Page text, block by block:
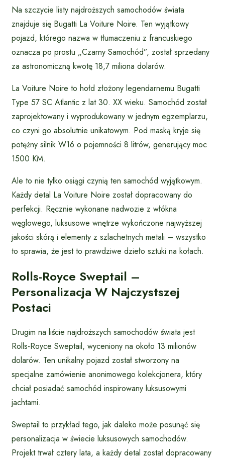
Na szczycie listy najdroższych samochodów świata
znajduje się Bugatti La Voiture Noire. Ten wyjątkowy
pojazd, którego nazwa w tłumaczeniu z francuskiego
oznacza po prostu „Czarny Samochód”, został sprzedany
za astronomiczną kwotę 18,7 miliona dolarów.
La Voiture Noire to hołd złożony legendarnemu Bugatti
Type 57 SC Atlantic z lat 30. XX wieku. Samochód został
zaprojektowany i wyprodukowany w jednym egzemplarzu,
co czyni go absolutnie unikatowym. Pod maską kryje się
potężny silnik W16 o pojemności 8 litrów, generujący moc
1500 KM.
Ale to nie tylko osiągi czynią ten samochód wyjątkowym.
Każdy detal La Voiture Noire został dopracowany do
perfekcji. Ręcznie wykonane nadwozie z włókna
węglowego, luksusowe wnętrze wykończone najwyższej
jakości skórą i elementy z szlachetnych metali – wszystko
to sprawia, że jest to prawdziwe dzieło sztuki na kołach.
Rolls-Royce Sweptail –
Personalizacja W Najczystszej
Postaci
Drugim na liście najdroższych samochodów świata jest
Rolls-Royce Sweptail, wyceniony na około 13 milionów
dolarów. Ten unikalny pojazd został stworzony na
specjalne zamówienie anonimowego kolekcjonera, który
chciał posiadać samochód inspirowany luksusowymi
jachtami.
Sweptail to przykład tego, jak daleko może posunąć się
personalizacja w świecie luksusowych samochodów.
Projekt trwał cztery lata, a każdy detal został dopracowany